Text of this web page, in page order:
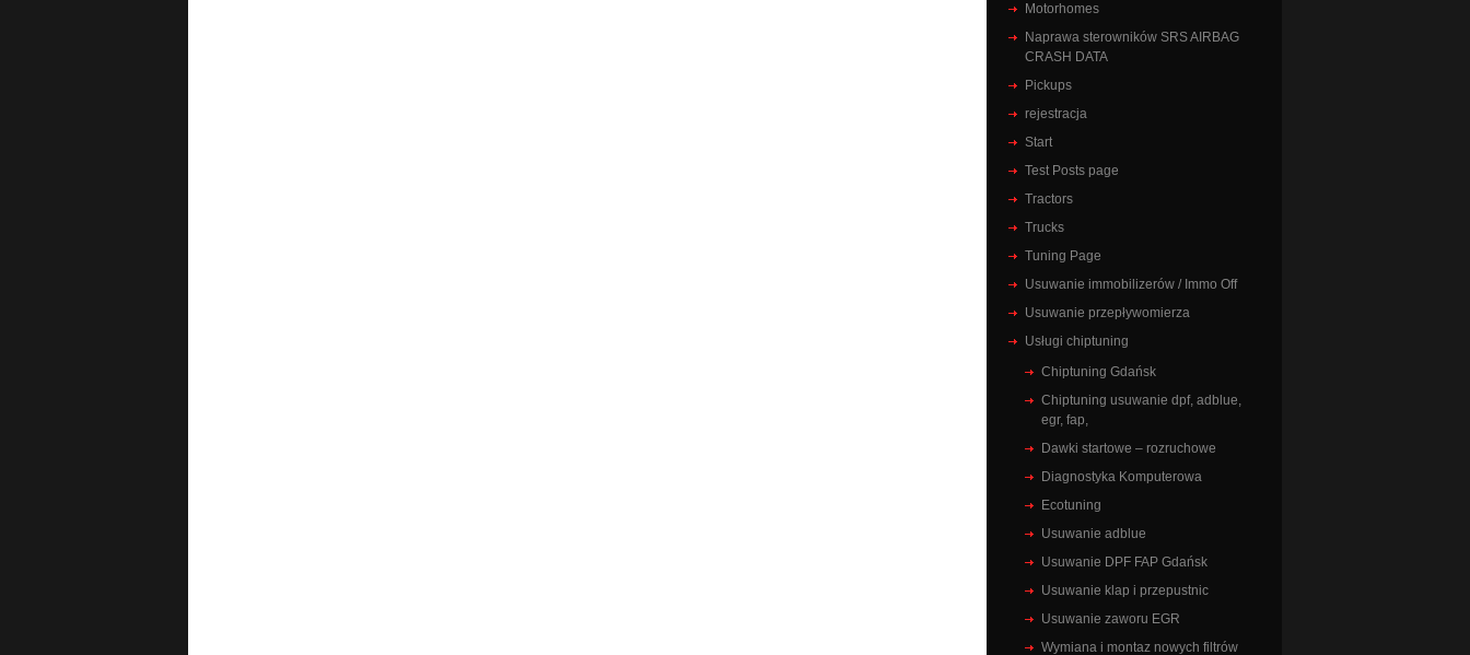
Motorhomes
Naprawa sterowników SRS AIRBAG
CRASH DATA
Pickups
rejestracja
Start
Test Posts page
Tractors
Trucks
Tuning Page
Usuwanie immobilizerów / Immo Off
Usuwanie przepływomierza
Usługi chiptuning
Chiptuning Gdańsk
Chiptuning usuwanie dpf, adblue,
egr, fap,
Dawki startowe – rozruchowe
Diagnostyka Komputerowa
Ecotuning
Usuwanie adblue
Usuwanie DPF FAP Gdańsk
Usuwanie klap i przepustnic
Usuwanie zaworu EGR
Wymiana i montaz nowych filtrów